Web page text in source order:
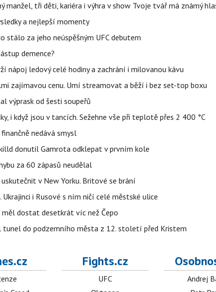
manžel, tři děti, kariéra i výhra v show Tvoje tvář má známý
a nejlepší momenty
stálo za jeho neúspěšným UFC debutem
demence?
nápoj ledový celé hodiny a zachrání i milovanou kávu
zajímavou cenu. Umí streamovat a běží i bez set-top boxu
výprask od šesti soupeřů
i když jsou v tancích. Sežehne vše při teplotě přes 2 400 °C
nedává smysl
donutil Gamrota odklepat v prvním kole
za 60 zápasů neudělal
v New Yorku. Britové se brání
i Rusové s ním ničí celé městské ulice
měl dostat desetkrát víc než Čepo
do podzemního města z 12. století před Kristem
Fights.cz
UFC
Andrej